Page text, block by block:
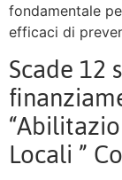
fondamentale
efficaci di
Scade 12
Locali ”